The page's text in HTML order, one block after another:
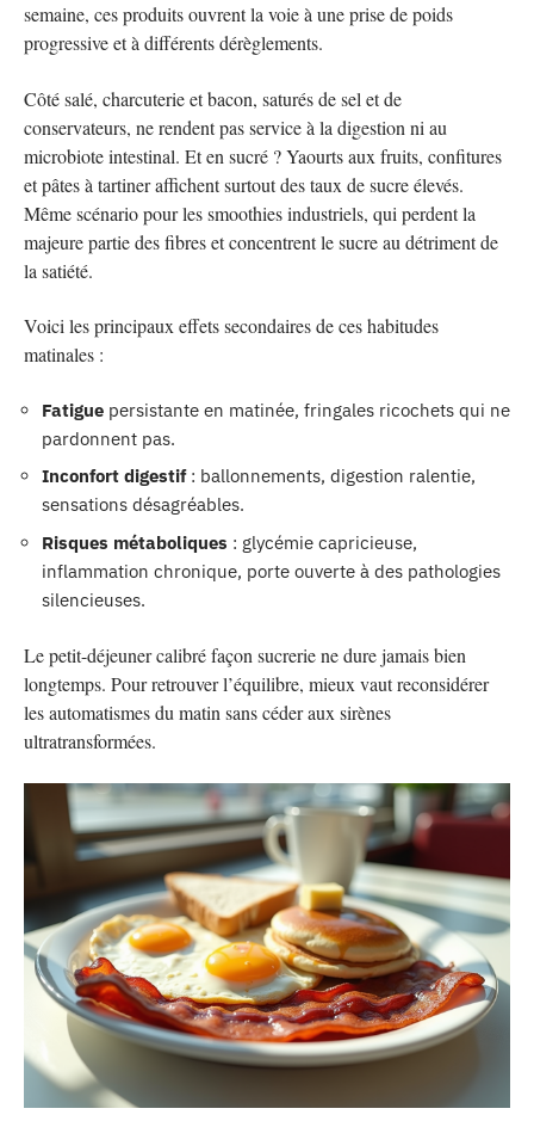
semaine, ces produits ouvrent la voie à une prise de poids
progressive et à différents dérèglements.
Côté salé, charcuterie et bacon, saturés de sel et de
conservateurs, ne rendent pas service à la digestion ni au
microbiote intestinal. Et en sucré ? Yaourts aux fruits, confitures
et pâtes à tartiner affichent surtout des taux de sucre élevés.
Même scénario pour les smoothies industriels, qui perdent la
majeure partie des fibres et concentrent le sucre au détriment de
la satiété.
Voici les principaux effets secondaires de ces habitudes
matinales :
Fatigue persistante en matinée, fringales ricochets qui ne
pardonnent pas.
Inconfort digestif: ballonnements, digestion ralentie,
sensations désagréables.
Risques métaboliques : glycémie capricieuse,
inflammation chronique, porte ouverte à des pathologies
silencieuses.
Le petit-déjeuner calibré façon sucrerie ne dure jamais bien
longtemps. Pour retrouver l’équilibre, mieux vaut reconsidérer
les automatismes du matin sans céder aux sirènes
ultratransformées.